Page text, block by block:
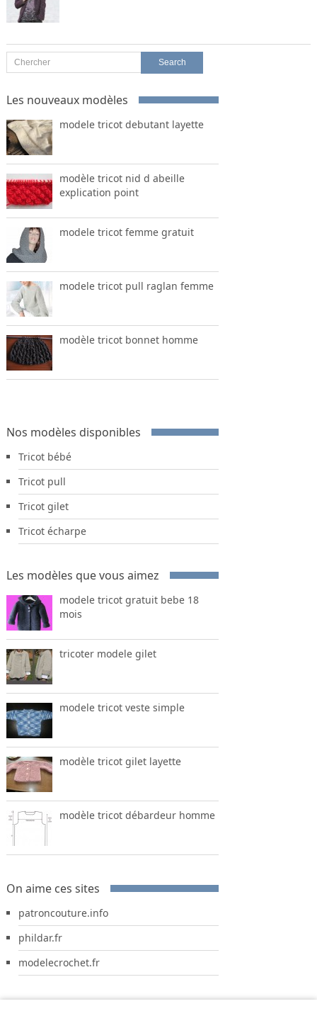
Les nouveaux modèles
modele tricot debutant layette
modèle tricot nid d abeille
explication point
modele tricot femme gratuit
modele tricot pull raglan femme
modèle tricot bonnet homme
Nos modèles disponibles
Tricot bébé
Tricot pull
Tricot gilet
Tricot écharpe
Les modèles que vous aimez
modele tricot gratuit bebe 18
mois
tricoter modele gilet
modele tricot veste simple
modèle tricot gilet layette
modèle tricot débardeur homme
On aime ces sites
patroncouture.info
phildar.fr
modelecrochet.fr